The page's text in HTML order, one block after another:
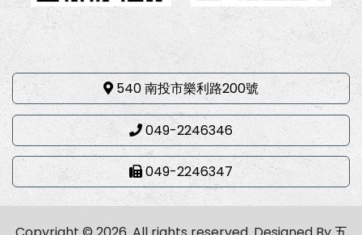
540 南投市樂利路200號
049-2246346
049-2246347